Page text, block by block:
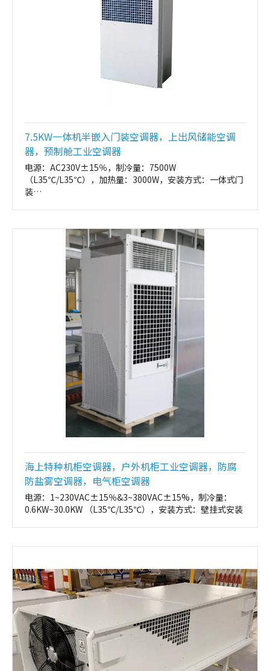
7.5KW一体机半嵌入门装空调器，上出风储能空调
器，预制舱工业空调器
电源：AC230V±15％，制冷量：7500W
（L35℃/L35℃），加热量：3000W，安装方式：一体式门
装
海上特种机柜空调器，户外机柜工业空调器，防腐
防盐雾空调器，电气柜空调器
电源：1~230VAC±15％&3~380VAC±15%，制冷量：
0.6KW~30.0KW （L35℃/L35℃），安装方式：壁挂式安装